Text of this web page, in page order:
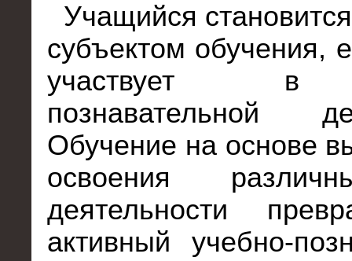
Учащийся
субъектом обучения,
участвует в
познавательной
Обучение на основе
освоения
деятельности
активный учебно-